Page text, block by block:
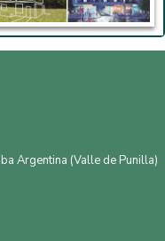
Argentina (Valle de Punilla)